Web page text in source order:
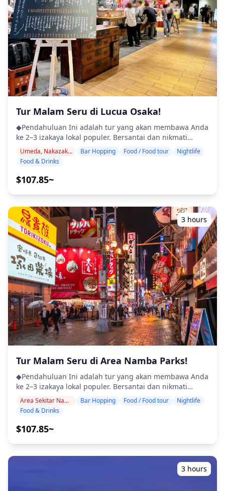
sehingga ideal untuk malam yang nyaman setelah
seharian bertamasya. ![]
(https://assets.hldycdn.com/50e9a869-6cc3-4adc-9b60-
5ab1d2350257.webp?w=1200&h=800&fit=crop&q=80) ![]
(https://assets.hldycdn.com/6cee7369-4255-4210-a9e2-
40087cccff5f.jpg?w=1200&h=800&fit=crop&q=80) ![]
(https://assets.hldycdn.com/64a9d512-4d81-489b-83cf-
a236e0c4a643.jpg?w=1200&h=800&fit=crop&q=80) ![]
(https://assets.hldycdn.com/19cf17e4-2d11-425b-9139-
(https://assets.hldycdn.com/7d8fc863-5237-47a7-b6d5-
pemandu lokal ◆Tidak Termasuk ・Penjemputan dan
pengantaran hotel ・Tip ・Biaya transportasi ・
Minuman atau makanan tambahan yang tidak termasuk
dalam biaya tur ・Pengeluaran pribadi atau belanja
◆Info Tambahan ・Jumlah peserta maksimum untuk tur
ini adalah 8 orang. ・Anak-anak harus didampingi oleh
orang dewasa. ・Alkohol hanya disajikan untuk peserta
berusia 20 tahun ke atas (usia minum legal di Jepang).
・Harap perhatikan bahwa makanan disiapkan di dapur
menjamin makanan bebas alergi atau mengakomodasi
Kehidupan Malam Area Grand Front Osaka, yang
terletak tepat di utara Stasiun Osaka, adalah kompleks
perkotaan besar tempat Anda dapat menikmati
kehidupan malam dengan gaya yang canggih. Di dalam
dapat bersantai sambil menikmati makan malam dan
kasual dan bar makan yang tak terhitung jumlahnya
dalam jarak berjalan kaki, sehingga memudahkan untuk
merasakan restoran bertingkat tinggi yang bergaya dan
pub lokal yang sederhana melalui bar hopping kasual.
Karena sebagian besar tempat di dalam Grand Front
sendiri tutup relatif awal karena menjadi bagian dari
fasilitas komersial, mereka yang ingin menikmati
minuman larut malam disarankan untuk menjelajahi
area Umeda yang lebih luas. Secara keseluruhan, area
Grand Front Osaka berfungsi sebagai basis yang
nyaman di mana pengunjung dapat merasakan
kecanggihan modern dan energi kehidupan Osaka yang
hidup.
Tur Malam Seru di Lucua Osaka!
◆Pendahuluan Ini adalah tur yang akan membawa Anda
ke 2–3 izakaya lokal populer. Bersantai dan nikmati
makanan serta minuman khas daerah dengan santai.
Cukup bawa uang tunai, dan serahkan sisanya kepada
terlupakan bersama! ・Silakan pilih di dalam Lucua
pikiran dengan pemandu ramah, bahkan di tempat-
tempat yang mungkin tidak menggunakan bahasa
Inggris ・Tur kelompok kecil memastikan pengalaman
yang lebih pribadi dan otentik ◆Termasuk ・Sekitar 6
minuman total ・Makan malam: hidangan izakaya dan
makanan khas lokal ・Kunjungi 2–3 tempat — seperti
warung makan, izakaya, atau bar — bersama dengan
pemandu lokal ◆Tidak Termasuk ・Penjemputan dan
pengantaran hotel ・Tip ・Biaya transportasi ・
Minuman atau makanan tambahan yang tidak termasuk
dalam biaya tur ・Pengeluaran pribadi atau belanja
◆Info Tambahan ・Jumlah maksimum peserta untuk tur
ini adalah 8 orang. ・Anak-anak harus didampingi oleh
orang dewasa. ・Alkohol hanya disajikan kepada peserta
berusia 20 tahun ke atas (usia minum legal di Jepang).
・Harap perhatikan bahwa makanan disiapkan di dapur
yang terpisah dari Holiday Travel, jadi kami tidak dapat
batasan diet. ◆Lucua Osaka – Makanan & Kehidupan
Malam Area Lucua Osaka, yang terhubung langsung ke
Stasiun Osaka, adalah pusat yang nyaman di mana
belanja dan bersantap menjadi satu. Di dalam Lucua,
bar, dari tempat santai untuk minum cepat hingga
dipenuhi dengan izakaya kecil dan bar berdiri yang
memudahkan untuk menikmati bar hopping santai
dalam waktu singkat. Melangkah keluar dari fasilitas,
Umeda, Nakazakicho, Nakanoshima Bar Hopping Food / Food tour
Nightlife
Food & Drinks
$107.85~
3 hours
Tur Malam Seru di Area Namba Parks!
◆Pendahuluan Ini adalah tur yang akan membawa Anda
ke 2–3 izakaya lokal populer. Bersantai dan nikmati
makanan serta minuman khas daerah dengan santai.
Cukup bawa uang tunai, dan serahkan sisanya kepada
terlupakan bersama! ・Pilih area yang Anda sukai:
semua distrik terdekat) ・Nikmati ketenangan pikiran
dengan pemandu yang ramah, bahkan di tempat-
tempat yang mungkin tidak menggunakan bahasa
Inggris ・Tur kelompok kecil memastikan pengalaman
Area Sekitar Namba Parks Bar Hopping Food / Food tour
Nightlife
Food & Drinks
$107.85~
3 hours